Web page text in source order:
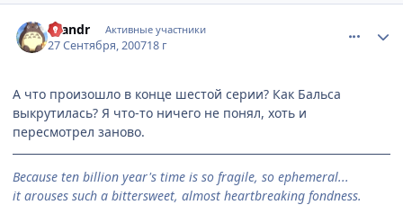
brandr Активные участники
27 Сентября, 200718 г
А что произошло в конце шестой серии? Как Бальса
выкрутилась? Я что-то ничего не понял, хоть и
пересмотрел заново.
Because ten billion year's time is so fragile, so ephemeral...
it arouses such a bittersweet, almost heartbreaking fondness.